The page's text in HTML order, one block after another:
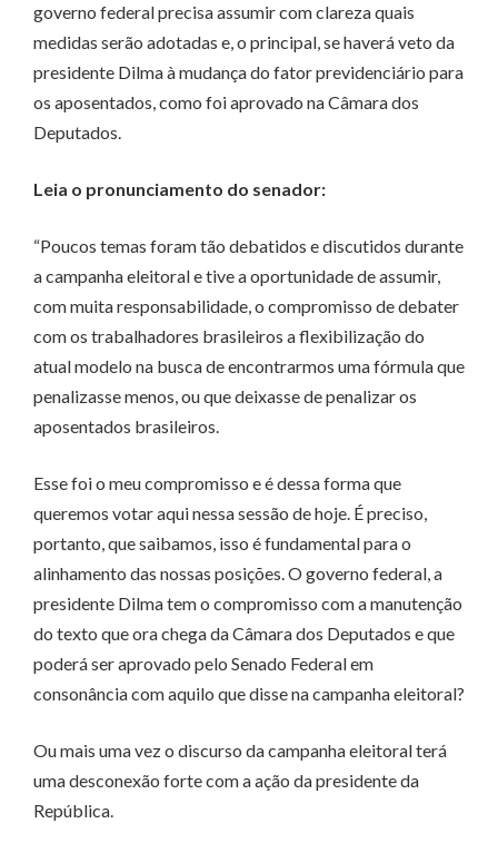
governo federal precisa assumir com clareza quais
medidas serão adotadas e, o principal, se haverá veto da
presidente Dilma à mudança do fator previdenciário para
os aposentados, como foi aprovado na Câmara dos
Deputados.
Leia o pronunciamento do senador:
“Poucos temas foram tão debatidos e discutidos durante
a campanha eleitoral e tive a oportunidade de assumir,
com muita responsabilidade, o compromisso de debater
com os trabalhadores brasileiros a flexibilização do
atual modelo na busca de encontrarmos uma fórmula que
penalizasse menos, ou que deixasse de penalizar os
aposentados brasileiros.
Esse foi o meu compromisso e é dessa forma que
queremos votar aqui nessa sessão de hoje. É preciso,
portanto, que saibamos, isso é fundamental para o
alinhamento das nossas posições. O governo federal, a
presidente Dilma tem o compromisso com a manutenção
do texto que ora chega da Câmara dos Deputados e que
poderá ser aprovado pelo Senado Federal em
consonância com aquilo que disse na campanha eleitoral?
Ou mais uma vez o discurso da campanha eleitoral terá
uma desconexão forte com a ação da presidente da
República.